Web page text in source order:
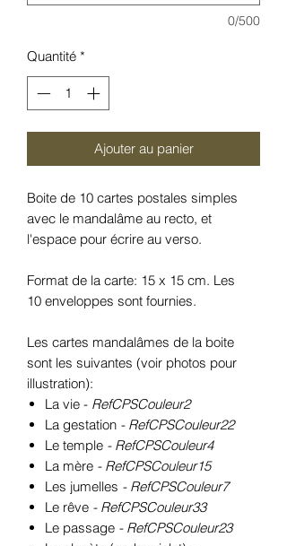
0/500
Quantité *
Ajouter au panier
Boite de 10 cartes postales simples
avec le mandalâme au recto, et
l'espace pour écrire au verso.
Format de la carte: 15 x 15 cm. Les
10 enveloppes sont fournies.
Les cartes mandalâmes de la boite
sont les suivantes (voir photos pour
illustration):
La vie - RefCPSCouleur2
La gestation - RefCPSCouleur22
Le temple - RefCPSCouleur4
La mère - RefCPSCouleur15
Les jumelles - RefCPSCouleur7
Le rêve - RefCPSCouleur33
Le passage - RefCPSCouleur23